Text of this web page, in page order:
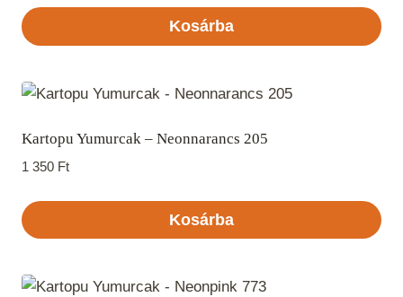
Kosárba
Kartopu Yumurcak – Neonnarancs 205
1 350 Ft
Kosárba